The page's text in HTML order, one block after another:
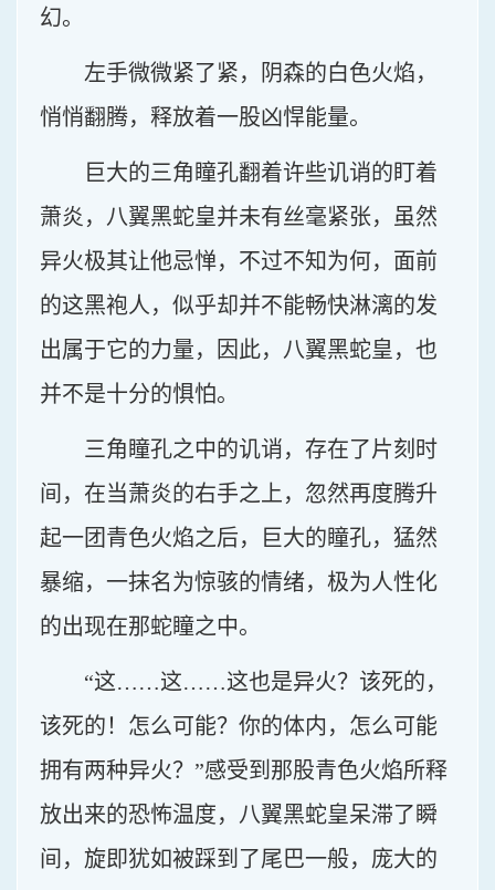
幻。
左手微微紧了紧，阴森的白色火焰，
悄悄翻腾，释放着一股凶悍能量。
巨大的三角瞳孔翻着许些讥诮的盯着
萧炎，八翼黑蛇皇并未有丝毫紧张，虽然
异火极其让他忌惮，不过不知为何，面前
的这黑袍人，似乎却并不能畅快淋漓的发
出属于它的力量，因此，八翼黑蛇皇，也
并不是十分的惧怕。
三角瞳孔之中的讥诮，存在了片刻时
间，在当萧炎的右手之上，忽然再度腾升
起一团青色火焰之后，巨大的瞳孔，猛然
暴缩，一抹名为惊骇的情绪，极为人性化
的出现在那蛇瞳之中。
“这……这……这也是异火？该死的，
该死的！怎么可能？你的体内，怎么可能
拥有两种异火？”感受到那股青色火焰所释
放出来的恐怖温度，八翼黑蛇皇呆滞了瞬
间，旋即犹如被踩到了尾巴一般，庞大的